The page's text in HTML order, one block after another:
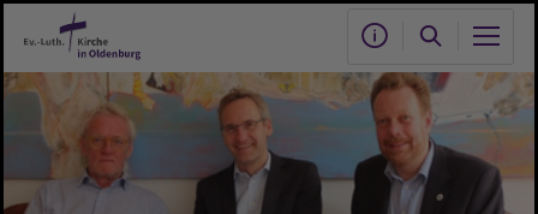
Zum Hauptinhalt springen